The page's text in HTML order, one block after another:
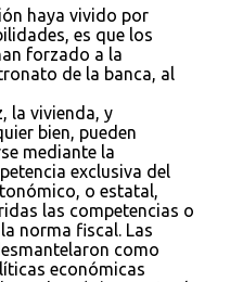
haya vivido por
es que los
forzado a la
de la banca, al
la vivienda, y
bien, pueden
mediante la
exclusiva del
o estatal,
las competencias o
norma fiscal. Las
como
económicas